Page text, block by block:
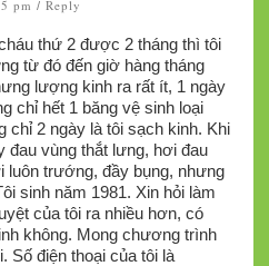
pm / Reply
thứ 2 được 2 tháng thì tôi
từ đó đến giờ hàng tháng
lượng kinh ra rất ít, 1 ngày
chỉ hết 1 băng vệ sinh loại
chỉ 2 ngày là tôi sạch kinh. Khi
đau vùng thắt lưng, hơi đau
luôn trướng, đầy bụng, nhưng
sinh năm 1981. Xin hỏi làm
của tôi ra nhiều hơn, có
không. Mong chương trình
Số điện thoại của tôi là